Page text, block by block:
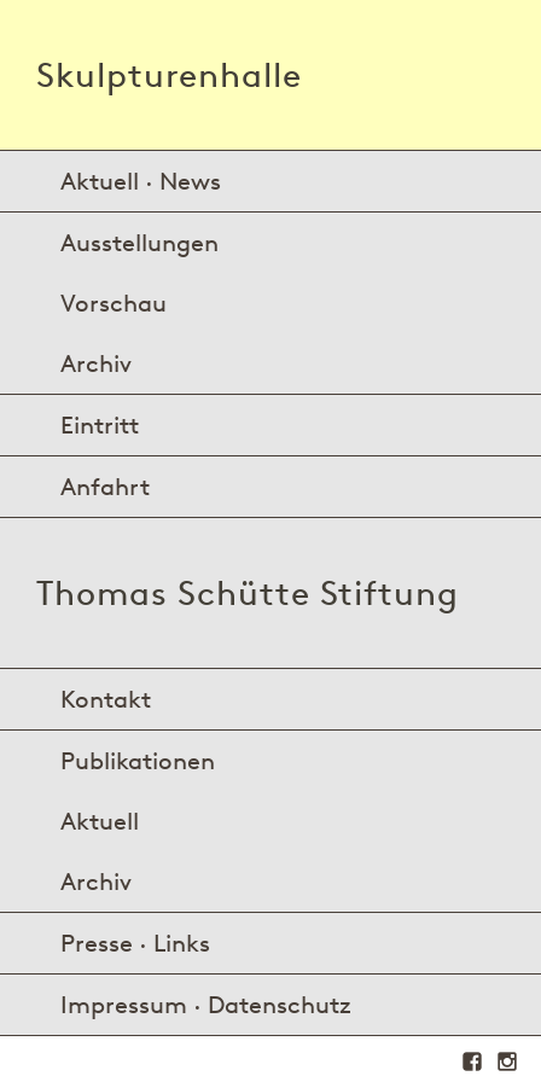
Skulpturenhalle
Aktuell · News
Ausstellungen
Vorschau
Archiv
Eintritt
Anfahrt
Thomas Schütte Stiftung
Kontakt
Publikationen
Aktuell
Archiv
Presse · Links
Impressum · Datenschutz